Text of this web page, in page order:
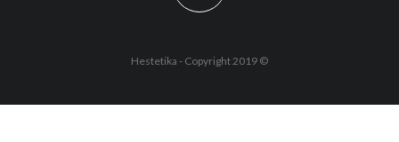
Hestetika - Copyright 2019 ©